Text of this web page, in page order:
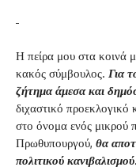
Η πείρα μου στα κοινά
κακός σύμβουλος. Για
ζήτημα άμεσα και
διχαστικό
στο όνομα ενός μικρού
Πρωθυπουργού, θα
πολιτικού κανιβαλισμού.